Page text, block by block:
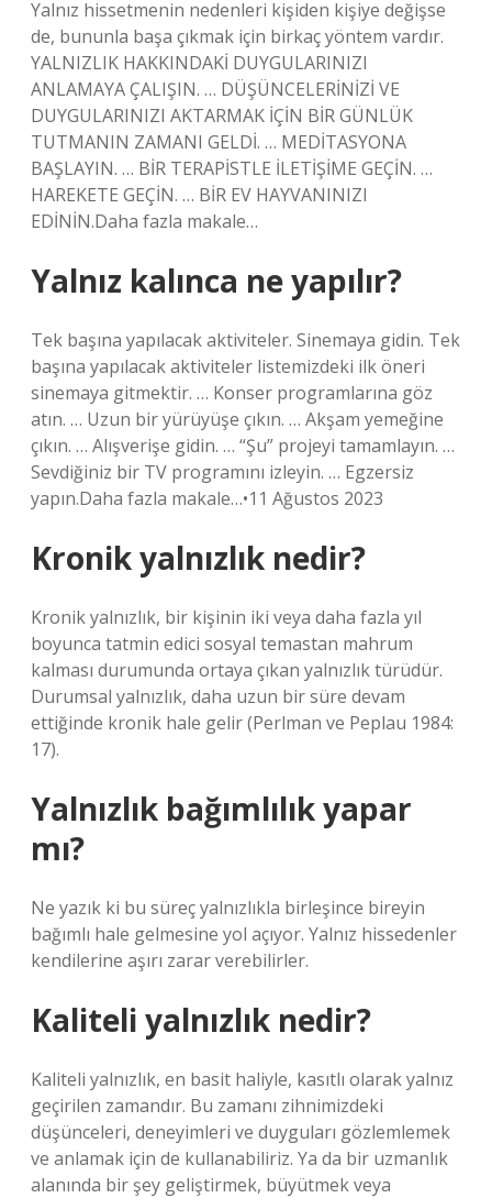
Yalnız hissetmenin nedenleri kişiden kişiye değişse
de, bununla başa çıkmak için birkaç yöntem vardır.
YALNIZLIK HAKKINDAKİ DUYGULARINIZI
ANLAMAYA ÇALIŞIN. … DÜŞÜNCELERİNİZİ VE
DUYGULARINIZI AKTARMAK İÇİN BİR GÜNLÜK
TUTMANIN ZAMANI GELDİ. … MEDİTASYONA
BAŞLAYIN. … BİR TERAPİSTLE İLETİŞİME GEÇİN. …
HAREKETE GEÇİN. … BİR EV HAYVANINIZI
EDİNİN.Daha fazla makale…
Yalnız kalınca ne yapılır?
Tek başına yapılacak aktiviteler. Sinemaya gidin. Tek
başına yapılacak aktiviteler listemizdeki ilk öneri
sinemaya gitmektir. … Konser programlarına göz
atın. … Uzun bir yürüyüşe çıkın. … Akşam yemeğine
çıkın. … Alışverişe gidin. … “Şu” projeyi tamamlayın. …
Sevdiğiniz bir TV programını izleyin. … Egzersiz
yapın.Daha fazla makale…•11 Ağustos 2023
Kronik yalnızlık nedir?
Kronik yalnızlık, bir kişinin iki veya daha fazla yıl
boyunca tatmin edici sosyal temastan mahrum
kalması durumunda ortaya çıkan yalnızlık türüdür.
Durumsal yalnızlık, daha uzun bir süre devam
ettiğinde kronik hale gelir (Perlman ve Peplau 1984:
17).
Yalnızlık bağımlılık yapar
mı?
Ne yazık ki bu süreç yalnızlıkla birleşince bireyin
bağımlı hale gelmesine yol açıyor. Yalnız hissedenler
kendilerine aşırı zarar verebilirler.
Kaliteli yalnızlık nedir?
Kaliteli yalnızlık, en basit haliyle, kasıtlı olarak yalnız
geçirilen zamandır. Bu zamanı zihnimizdeki
düşünceleri, deneyimleri ve duyguları gözlemlemek
ve anlamak için de kullanabiliriz. Ya da bir uzmanlık
alanında bir şey geliştirmek, büyütmek veya